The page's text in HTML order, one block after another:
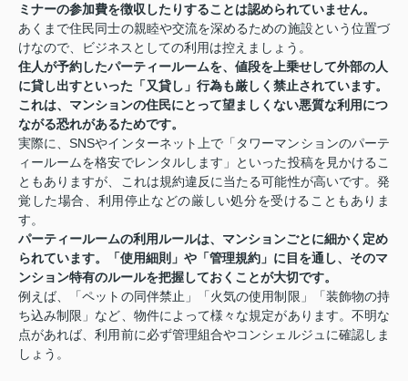
ミナーの参加費を徴収したりすることは認められていません。
あくまで住民同士の親睦や交流を深めるための施設という位置づ
けなので、ビジネスとしての利用は控えましょう。
住人が予約したパーティールームを、値段を上乗せして外部の人
に貸し出すといった「又貸し」行為も厳しく禁止されています。
これは、マンションの住民にとって望ましくない悪質な利用につ
ながる恐れがあるためです。
実際に、SNSやインターネット上で「タワーマンションのパーテ
ィールームを格安でレンタルします」といった投稿を見かけるこ
ともありますが、これは規約違反に当たる可能性が高いです。発
覚した場合、利用停止などの厳しい処分を受けることもありま
す。
パーティールームの利用ルールは、マンションごとに細かく定め
られています。「使用細則」や「管理規約」に目を通し、そのマ
ンション特有のルールを把握しておくことが大切です。
例えば、「ペットの同伴禁止」「火気の使用制限」「装飾物の持
ち込み制限」など、物件によって様々な規定があります。不明な
点があれば、利用前に必ず管理組合やコンシェルジュに確認しま
しょう。